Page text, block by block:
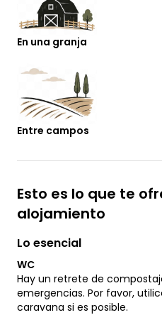
En una granja
Entre campos
Esto es lo que te
alojamiento
Lo esencial
WC
Hay un retrete de
emergencias. Por favor,
caravana si es posible.